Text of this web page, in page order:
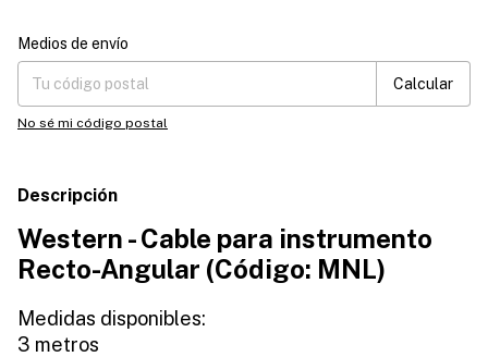
Entregas para el CP:
Medios de envío
Calcular
No sé mi código postal
Descripción
Western - Cable para instrumento
Recto-Angular (Código: MNL)
Medidas disponibles:
3 metros